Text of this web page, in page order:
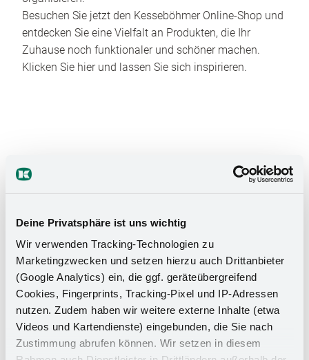
Deine Privatsphäre ist uns wichtig
Wir verwenden Tracking-Technologien zu
Marketingzwecken und setzen hierzu auch Drittanbieter
(Google Analytics) ein, die ggf. geräteübergreifend
Cookies, Fingerprints, Tracking-Pixel und IP-Adressen
nutzen. Zudem haben wir weitere externe Inhalte (etwa
Videos und Kartendienste) eingebunden, die Sie nach
Zustimmung abrufen können. Wir setzen in diesem
Besuchen Sie jetzt den Kesseböhmer Online-Shop und
entdecken Sie eine Vielfalt an Produkten, die Ihr
Zuhause noch funktionaler und schöner machen.
Klicken Sie hier und lassen Sie sich inspirieren.
Das Stauraumwunder für Ihr
Badezimmer